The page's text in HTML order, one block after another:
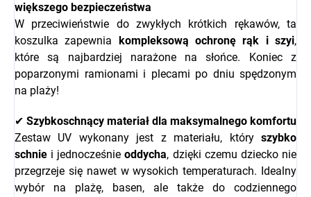
większego bezpieczeństwa
W przeciwieństwie do zwykłych krótkich rękawów, ta
koszulka zapewnia
kompleksową ochronę rąk i szyi,
które są najbardziej narażone na słońce. Koniec z
poparzonymi ramionami i plecami po dniu spędzonym
na plaży!
✔ Szybkoschnący materiał dla maksymalnego komfortu
Zestaw UV wykonany jest z materiału, który szybko
schnie i jednocześnieoddycha, dzięki czemu dziecko nie
przegrzeje się nawet w wysokich temperaturach. Idealny
wybór na plażę, basen, ale także do codziennego